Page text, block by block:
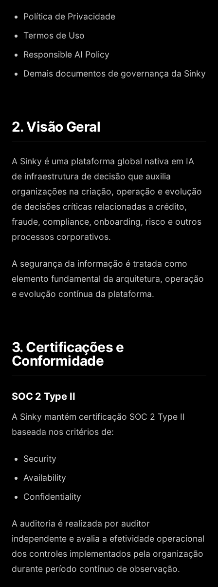
Política de Privacidade
Termos de Uso
Responsible AI Policy
Demais documentos de governança da Sinky
2. Visão Geral
A Sinky é uma plataforma global nativa em IA
de infraestrutura de decisão que auxilia
organizações na criação, operação e evolução
de decisões críticas relacionadas a crédito,
fraude, compliance, onboarding, risco e outros
processos corporativos.
A segurança da informação é tratada como
elemento fundamental da arquitetura, operação
e evolução contínua da plataforma.
3. Certificações e
Conformidade
SOC 2 Type II
A Sinky mantém certificação SOC 2 Type II
baseada nos critérios de:
Security
Availability
Confidentiality
A auditoria é realizada por auditor
independente e avalia a efetividade operacional
dos controles implementados pela organização
durante período contínuo de observação.